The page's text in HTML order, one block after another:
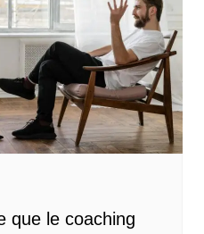
que le coaching